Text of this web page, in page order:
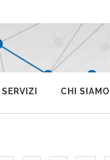
SERVIZI CHI SIAMO